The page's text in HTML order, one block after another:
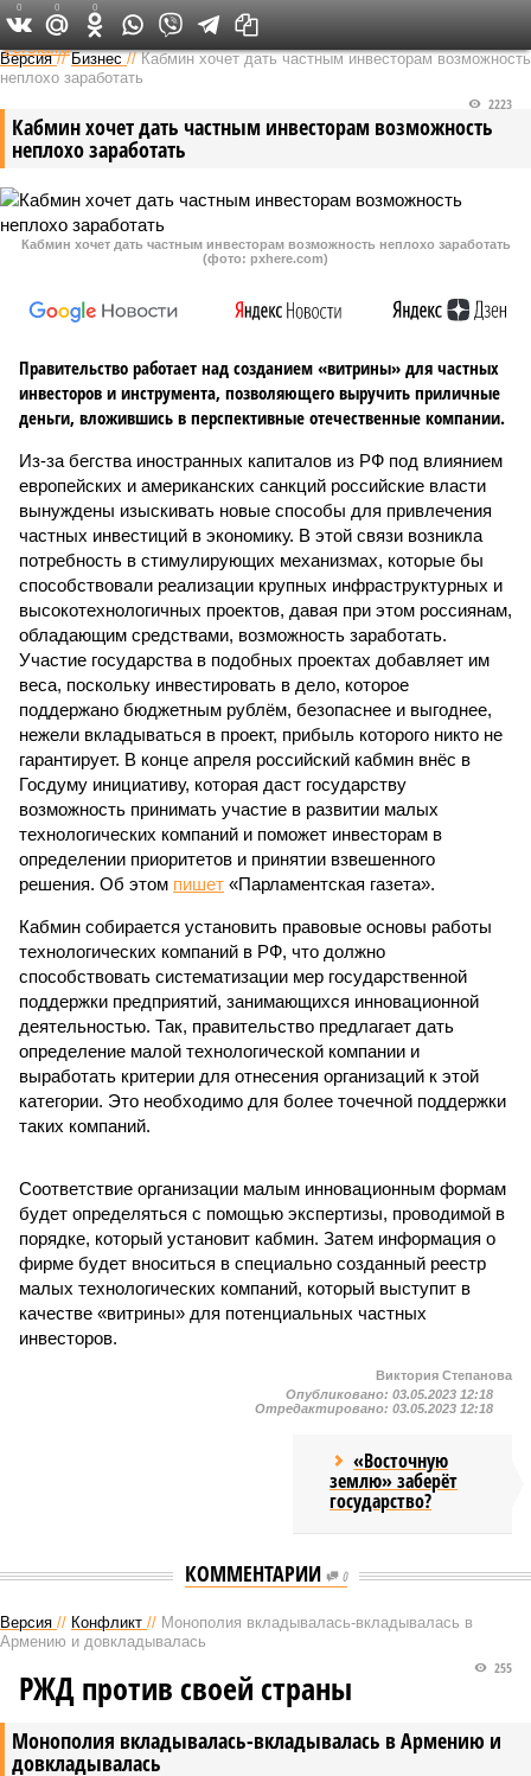
Федеральный выпуск
Версия //Бизнес //Кабмин хочет дать частным инвесторам возможность
неплохо заработать
Кабмин хочет дать частным инвесторам возможность
неплохо заработать
2223
Кабмин хочет дать частным инвесторам возможность неплохо заработать
(фото: pxhere.com)
Правительство работает над созданием «витрины» для частных
инвесторов и инструмента, позволяющего выручить приличные
деньги, вложившись в перспективные отечественные компании.
Из-за бегства иностранных капиталов из РФ под влиянием
европейских и американских санкций российские власти
вынуждены изыскивать новые способы для привлечения
частных инвестиций в экономику. В этой связи возникла
потребность в стимулирующих механизмах, которые бы
способствовали реализации крупных инфраструктурных и
высокотехнологичных проектов, давая при этом россиянам,
обладающим средствами, возможность заработать.
Участие государства в подобных проектах добавляет им
веса, поскольку инвестировать в дело, которое
поддержано бюджетным рублём, безопаснее и выгоднее,
нежели вкладываться в проект, прибыль которого никто не
гарантирует. В конце апреля российский кабмин внёс в
Госдуму инициативу, которая даст государству
возможность принимать участие в развитии малых
технологических компаний и поможет инвесторам в
определении приоритетов и принятии взвешенного
решения. Об этом пишет «Парламентская газета».
Кабмин собирается установить правовые основы работы
технологических компаний в РФ, что должно
способствовать систематизации мер государственной
поддержки предприятий, занимающихся инновационной
деятельностью. Так, правительство предлагает дать
определение малой технологической компании и
выработать критерии для отнесения организаций к этой
категории. Это необходимо для более точечной поддержки
таких компаний.
Соответствие организации малым инновационным формам
будет определяться с помощью экспертизы, проводимой в
порядке, который установит кабмин. Затем информация о
фирме будет вноситься в специально созданный реестр
малых технологических компаний, который выступит в
качестве «витрины» для потенциальных частных
инвесторов.
0 0 0
Виктория Степанова
Опубликовано: 03.05.2023 12:18
Отредактировано: 03.05.2023 12:18
«Восточную
землю» заберёт
государство?
КОММЕНТАРИИ 0
Версия // Конфликт // Монополия вкладывалась-вкладывалась в
Армению и довкладывалась
Монополия вкладывалась-вкладывалась в Армению и
довкладывалась
255
РЖД против своей страны